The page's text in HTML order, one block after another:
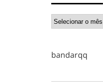
bandarqq